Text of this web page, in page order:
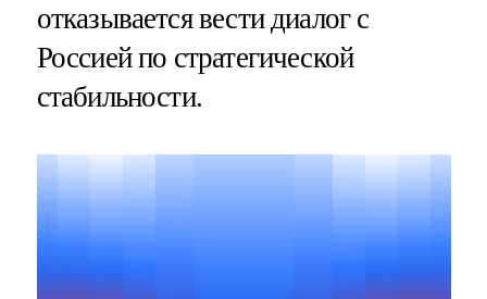
отказывается вести диалог с
Россией по стратегической
стабильности.